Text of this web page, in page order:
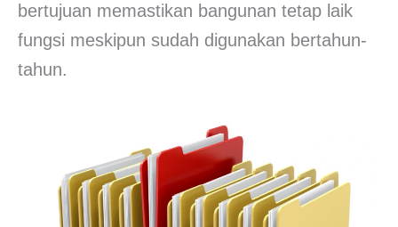
bertujuan memastikan bangunan tetap laik
fungsi meskipun sudah digunakan bertahun-
tahun.